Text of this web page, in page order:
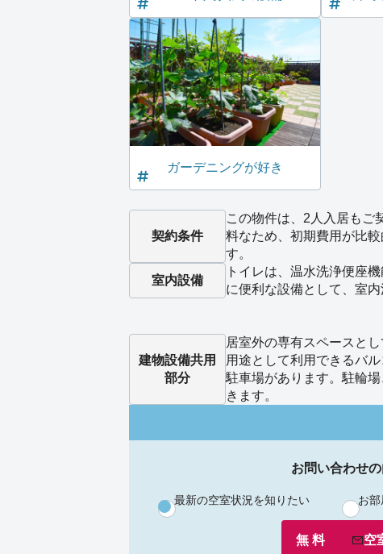
ガーデニングが好き
契約条件
この物件は、2人入居もご
料なため、初期費用が比
す。
室内設備
トイレは、温水洗浄便座
に便利な設備として、室内
建物設備共用
部分
居室外の専有スペースと
用途として利用できるバ
駐車場があります。駐輪
きます。
お問い合わせ
最新の空室状況を知りたい お
無 料 空